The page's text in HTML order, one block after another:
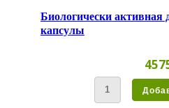
Биологически
капсулы